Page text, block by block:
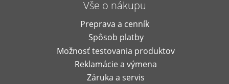
Vše o nákupu
Preprava a cenník
Spôsob platby
Možnosť testovania produktov
Reklamácie a výmena
Záruka a servis